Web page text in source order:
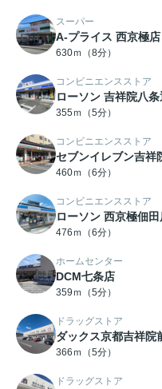
スーパー
A-プライス 西京極店
630ｍ（8分）
コンビニエンスストア
ローソン 吉祥院八
355ｍ（5分）
コンビニエンスストア
セブンイレブン吉祥
460ｍ（6分）
コンビニエンスストア
ローソン 西京極佃田
476ｍ（6分）
ホームセンター
DCM七条店
359ｍ（5分）
ドラッグストア
ダックス京都吉祥院
366ｍ（5分）
ドラッグストア